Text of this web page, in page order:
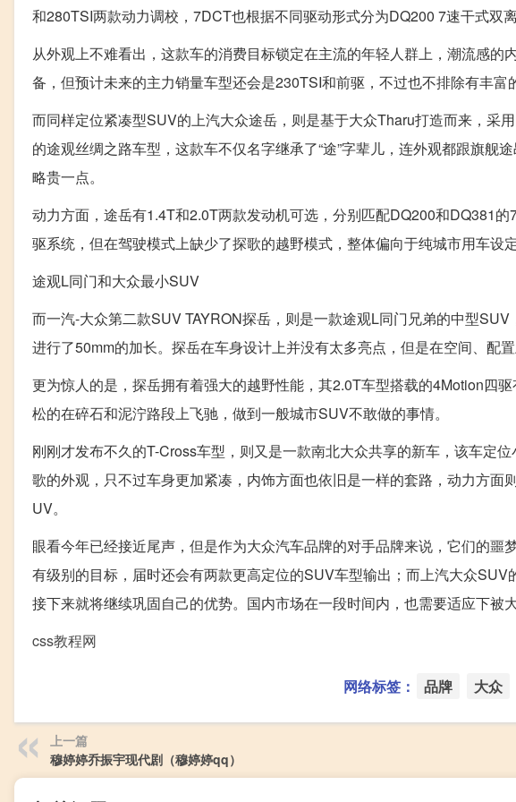
和280TSI两款动力调校，7DCT也根据不同驱动形式分为DQ200 7速干式双
从外观上不难看出，这款车的消费目标锁定在主流的年轻人群上，潮流感
备，但预计未来的主力销量车型还会是230TSI和前驱，不过也不排除有丰富
而同样定位紧凑型SUV的上汽大众途岳，则是基于大众Tharu打造而来，采
的途观丝绸之路车型，这款车不仅名字继承了“途”字辈儿，连外观都跟旗舰
略贵一点。
动力方面，途岳有1.4T和2.0T两款发动机可选，分别匹配DQ200和DQ381
驱系统，但在驾驶模式上缺少了探歌的越野模式，整体偏向于纯城市用车设定
途观L同门和大众最小SUV
而一汽-大众第二款SUV TAYRON探岳，则是一款途观L同门兄弟的中型
进行了50mm的加长。探岳在车身设计上并没有太多亮点，但是在空间、配置
更为惊人的是，探岳拥有着强大的越野性能，其2.0T车型搭载的4Motion四
松的在碎石和泥泞路段上飞驰，做到一般城市SUV不敢做的事情。
刚刚才发布不久的T-Cross车型，则又是一款南北大众共享的新车，该车定
歌的外观，只不过车身更加紧凑，内饰方面也依旧是一样的套路，动力方
UV。
眼看今年已经接近尾声，但是作为大众汽车品牌的对手品牌来说，它们的
有级别的目标，届时还会有两款更高定位的SUV车型输出；而上汽大众SUV
接下来就将继续巩固自己的优势。国内市场在一段时间内，也需要适应下被
css教程网
网络标签： 品牌 大众
上一篇
穆婷婷乔振宇现代剧（穆婷婷qq）